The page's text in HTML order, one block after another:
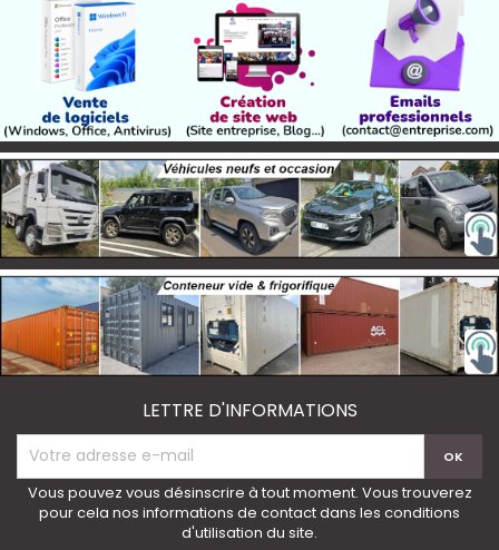
LETTRE D'INFORMATIONS
Vous pouvez vous désinscrire à tout moment. Vous trouverez
pour cela nos informations de contact dans les conditions
d'utilisation du site.